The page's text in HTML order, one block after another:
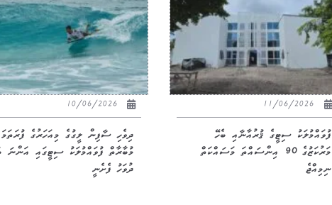
ފުވައްމުލަކު ސިޓީގެ ޤުރުއާނާއި ބެހޭ
މަރުކަޒުގެ 90 އިންސައްތަ މަސައްކަތް
ނިމިއްޖެ
10/06/2026
ދިވެހި ސާފިން ލީގުގެ މިއަހަރުގެ ފުރަތަމަ
މުބާރާތް ފުވައްމުލަކު ސިޓީގައި އަންނަ
ދުވަހު ފެށެނީ